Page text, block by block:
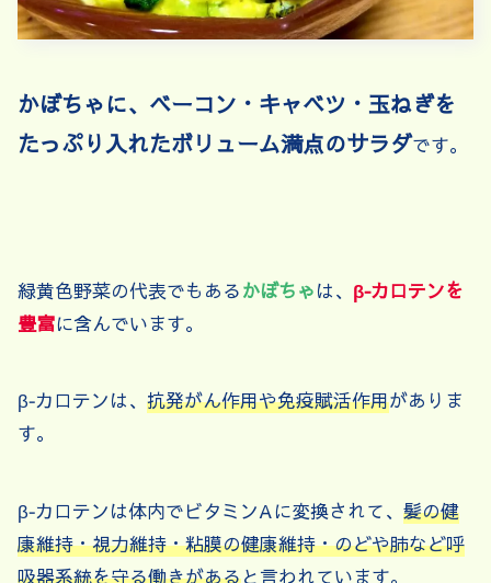
かぼちゃに、ベーコン・キャベツ・玉ねぎを
たっぷり入れたボリューム満点のサラダです。
緑黄色野菜の代表でもあるかぼちゃは、 β‐カロテンを
豊富に含んでいます。
β‐カロテンは、 抗発がん作用や免疫賦活作用がありま
す。
β‐カロテンは体内でビタミンAに変換されて、 髪の健
康維持・視力維持・粘膜の健康維持・のどや肺など呼
吸器系統を守る働きがあると言われています。